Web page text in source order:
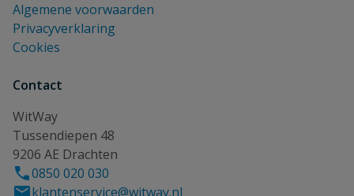
Algemene voorwaarden
Privacyverklaring
Cookies
Contact
WitWay
Tussendiepen 48
9206 AE Drachten
0850 020 030
klantenservice@witway.nl